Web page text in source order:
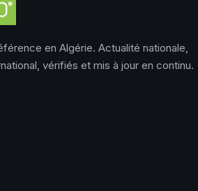
en Algérie. Actualité nationale,
vérifiés et mis à jour en continu.